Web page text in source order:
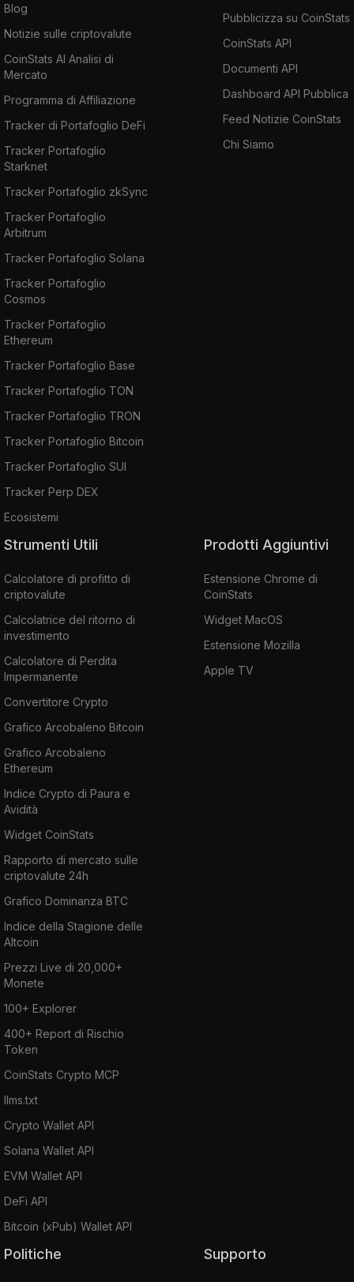
Blog
Notizie sulle criptovalute
CoinStats AI Analisi di
Mercato
Programma di Affiliazione
Tracker di Portafoglio DeFi
Tracker Portafoglio
Starknet
Tracker Portafoglio zkSync
Tracker Portafoglio
Arbitrum
Tracker Portafoglio Solana
Tracker Portafoglio
Cosmos
Tracker Portafoglio
Ethereum
Tracker Portafoglio Base
Tracker Portafoglio TON
Tracker Portafoglio TRON
Tracker Portafoglio Bitcoin
Tracker Portafoglio SUI
Tracker Perp DEX
Ecosistemi
Pubblicizza su CoinStats
CoinStats API
Documenti API
Dashboard API Pubblica
Feed Notizie CoinStats
Chi Siamo
Strumenti Utili
Calcolatore di profitto di
criptovalute
Calcolatrice del ritorno di
investimento
Calcolatore di Perdita
Impermanente
Convertitore Crypto
Grafico Arcobaleno Bitcoin
Grafico Arcobaleno
Ethereum
Indice Crypto di Paura e
Avidità
Widget CoinStats
Rapporto di mercato sulle
criptovalute 24h
Grafico Dominanza BTC
Indice della Stagione delle
Altcoin
Prezzi Live di 20,000+
Monete
100+ Explorer
400+ Report di Rischio
Token
CoinStats Crypto MCP
llms.txt
Crypto Wallet API
Solana Wallet API
EVM Wallet API
DeFi API
Bitcoin (xPub) Wallet API
Prodotti Aggiuntivi
Estensione Chrome di
CoinStats
Widget MacOS
Estensione Mozilla
Apple TV
Politiche Supporto